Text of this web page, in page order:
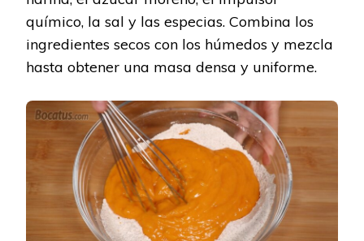
químico, la sal y las especias. Combina los
ingredientes secos con los húmedos y mezcla
hasta obtener una masa densa y uniforme.